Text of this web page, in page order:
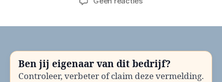
en
overlast
bellen?
Ben jij eigenaar van dit bedrijf?
Controleer, verbeter of claim deze vermelding.